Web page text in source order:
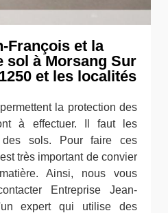
François et la
sol à Morsang Sur
et les localités
la protection des
à effectuer. Il faut les
sols. Pour faire ces
très important de convier
Ainsi, nous vous
Entreprise Jean-
expert qui utilise des